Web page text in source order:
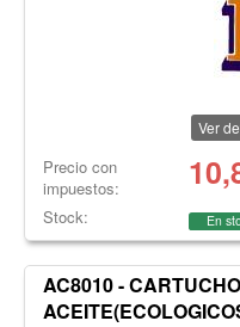
Ver
Precio con
impuestos:
Stock: En
AC8010 -